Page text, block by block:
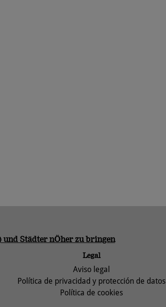
Städter nÖher zu bringen
Legal
Aviso legal
Política de privacidad y protección de datos
Política de cookies